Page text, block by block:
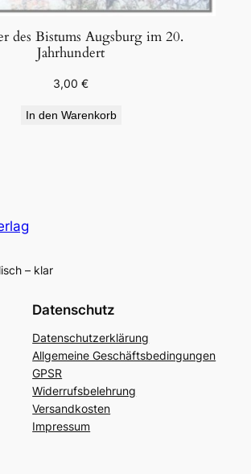
des Bistums Augsburg im 20.
Jahrhundert
3,00 €
In den Warenkorb
– klar
Datenschutz
Datenschutzerklärung
Allgemeine Geschäftsbedingungen
GPSR
Widerrufsbelehrung
Versandkosten
Impressum